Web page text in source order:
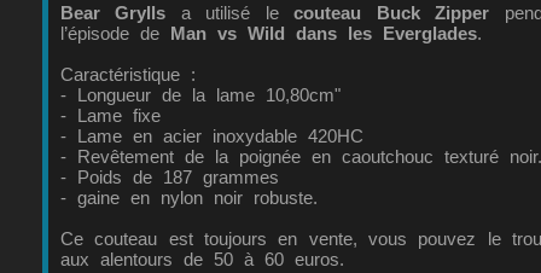
Bear Grylls a utilisé lecouteau Buck Zipper
l’épisode de
Man vs Wild dans les Everglades.
Caractéristique :
- Longueur de la lame 10,80cm"
- Lame fixe
- Lame en acier inoxydable 420HC
- Revêtement de la poignée en caoutchouc texturé noir.
- Poids de 187 grammes
- gaine en nylon noir robuste.
Ce couteau est toujours en vente, vous pouvez le
aux alentours de 50 à 60 euros.